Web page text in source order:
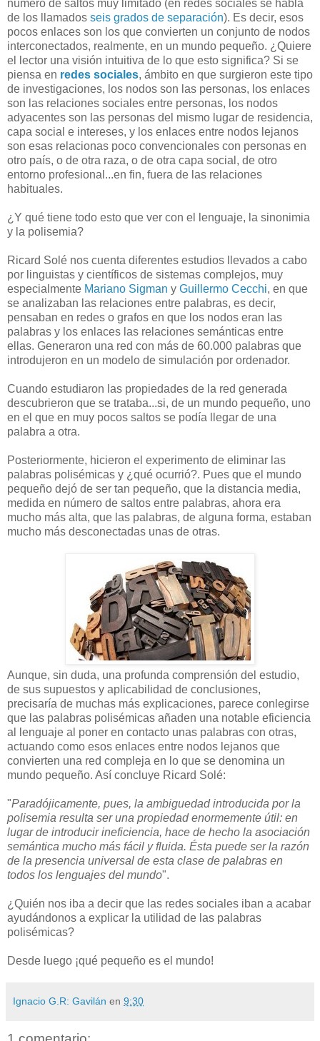
número de saltos muy limitado (en redes sociales se habla
de los llamados seis grados de separación). Es decir, esos
pocos enlaces son los que convierten un conjunto de nodos
interconectados, realmente, en un mundo pequeño. ¿Quiere
el lector una visión intuitiva de lo que esto significa? Si se
piensa en redes sociales, ámbito en que surgieron este tipo
de investigaciones, los nodos son las personas, los enlaces
son las relaciones sociales entre personas, los nodos
adyacentes son las personas del mismo lugar de residencia,
capa social e intereses, y los enlaces entre nodos lejanos
son esas relacionas poco convencionales con personas en
otro país, o de otra raza, o de otra capa social, de otro
entorno profesional...en fin, fuera de las relaciones
habituales.
¿Y qué tiene todo esto que ver con el lenguaje, la sinonimia
y la polisemia?
Ricard Solé nos cuenta diferentes estudios llevados a cabo
por linguistas y científicos de sistemas complejos, muy
especialmente Mariano Sigman y Guillermo Cecchi, en que
se analizaban las relaciones entre palabras, es decir,
pensaban en redes o grafos en que los nodos eran las
palabras y los enlaces las relaciones semánticas entre
ellas. Generaron una red con más de 60.000 palabras que
introdujeron en un modelo de simulación por ordenador.
Cuando estudiaron las propiedades de la red generada
descubrieron que se trataba...si, de un mundo pequeño, uno
en el que en muy pocos saltos se podía llegar de una
palabra a otra.
Posteriormente, hicieron el experimento de eliminar las
palabras polisémicas y ¿qué ocurrió?. Pues que el mundo
pequeño dejó de ser tan pequeño, que la distancia media,
medida en número de saltos entre palabras, ahora era
mucho más alta, que las palabras, de alguna forma, estaban
mucho más desconectadas unas de otras.
Aunque, sin duda, una profunda comprensión del estudio,
de sus supuestos y aplicabilidad de conclusiones,
precisaría de muchas más explicaciones, parece conlegirse
que las palabras polisémicas añaden una notable eficiencia
al lenguaje al poner en contacto unas palabras con otras,
actuando como esos enlaces entre nodos lejanos que
convierten una red compleja en lo que se denomina un
mundo pequeño. Así concluye Ricard Solé:
"Paradójicamente, pues, la ambiguedad introducida por la
polisemia resulta ser una propiedad enormemente útil: en
lugar de introducir ineficiencia, hace de hecho la asociación
semántica mucho más fácil y fluida. Ésta puede ser la razón
de la presencia universal de esta clase de palabras en
todos los lenguajes del mundo".
¿Quién nos iba a decir que las redes sociales iban a acabar
ayudándonos a explicar la utilidad de las palabras
polisémicas?
Desde luego ¡qué pequeño es el mundo!
Ignacio G.R: Gavilán en 9:30